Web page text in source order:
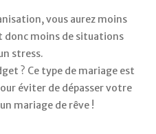
vous aurez moins
donc moins de situations
stress.
? Ce type de mariage est
éviter de dépasser votre
mariage de rêve !